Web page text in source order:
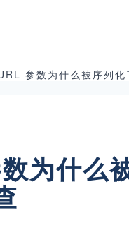
为什么